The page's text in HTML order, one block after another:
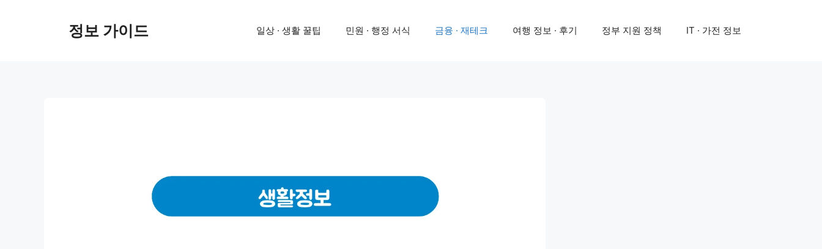
정보 가이드 일상 · 생활 꿀팁 민원 · 행정 서식 금융 · 재테크 여행 정보 · 후기 정부 지원 정책 IT · 가전 정보